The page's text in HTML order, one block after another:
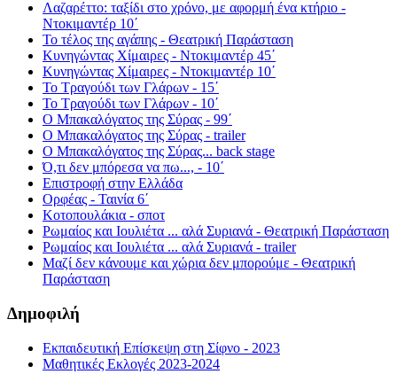
Λαζαρέττο: ταξίδι στο χρόνο, με αφορμή ένα κτήριο -
Ντοκιμαντέρ 10΄
Το τέλος της αγάπης - Θεατρική Παράσταση
Κυνηγώντας Χίμαιρες - Ντοκιμαντέρ 45΄
Κυνηγώντας Χίμαιρες - Ντοκιμαντέρ 10΄
Το Τραγούδι των Γλάρων - 15΄
Το Τραγούδι των Γλάρων - 10΄
Ο Μπακαλόγατος της Σύρας - 99΄
Ο Μπακαλόγατος της Σύρας - trailer
Ο Μπακαλόγατος της Σύρας... back stage
Ό,τι δεν μπόρεσα να πω..., - 10΄
Επιστροφή στην Ελλάδα
Ορφέας - Ταινία 6΄
Κοτοπουλάκια - σποτ
Ρωμαίος και Ιουλιέτα ... αλά Συριανά - Θεατρική Παράσταση
Ρωμαίος και Ιουλιέτα ... αλά Συριανά - trailer
Μαζί δεν κάνουμε και χώρια δεν μπορούμε - Θεατρική
Παράσταση
Δημοφιλή
Εκπαιδευτική Επίσκεψη στη Σίφνο - 2023
Μαθητικές Εκλογές 2023-2024